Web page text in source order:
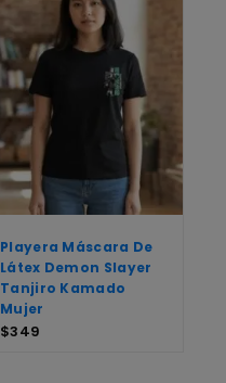
Playera Máscara De
Látex Demon Slayer
Tanjiro Kamado
Mujer
$349